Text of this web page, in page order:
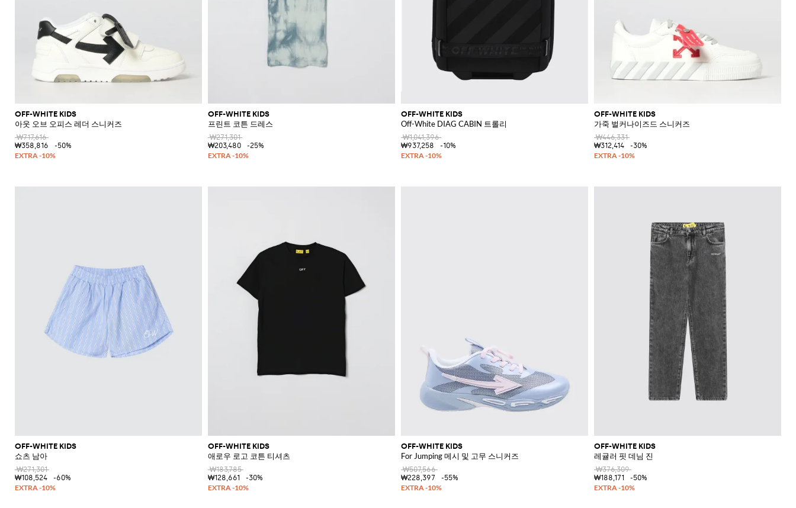
OFF-WHITE KIDS
아웃 오브 오피스 레더 스니커즈
₩717,616
₩358,816
-50%
OFF-WHITE KIDS
프린트 코튼 드레스
₩271,301
₩203,480
-25%
OFF-WHITE KIDS
Off-White DIAG CABIN 트롤리
₩1,041,396
₩937,258
-10%
OFF-WHITE KIDS
가죽 벌커나이즈드 스니커즈
₩446,331
₩312,414
-30%
OFF-WHITE KIDS
쇼츠 남아
₩271,301
₩108,524
-60%
OFF-WHITE KIDS
애로우 로고 코튼 티셔츠
₩183,785
₩128,661
-30%
OFF-WHITE KIDS
For Jumping 메시 및 고무 스니커즈
₩507,566
₩228,397
-55%
OFF-WHITE KIDS
레귤러 핏 데님 진
₩376,309
₩188,171
-50%